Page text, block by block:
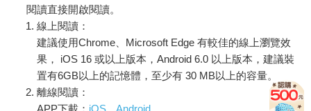
動、營養、壓力管理及精神健康等內在能力的要素。此外，我也
將說明在現代社會瞬息萬變的工作和興趣界定中，我們可以如何
運用內在能力去追求個人的幸福與熱情。本書最終的目標，是希
望提供讀者實際的建議和策略，幫助各位將老年期重新打造為一
個健康且富有活力的時期、一個能持續創造成就的旺盛時期。藉
此，讀者將能跳脫對長壽多病的悲觀態度，看見我們邁向長壽的
潛力，學會如何有效管理及運用內在能力，掌握個人老化的過
閱讀直接開啟閱讀。
線上閱讀：
建議使用Chrome、Microsoft Edge 有較佳的線上瀏覽效
果， iOS 16 或以上版本，Android 6.0 以上版本，建議裝
置有6GB以上的記憶體，至少有 30 MB以上的容量。
離線閱讀：